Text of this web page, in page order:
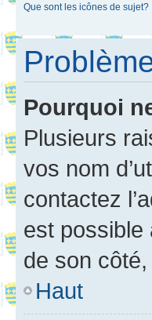
Que sont les icônes de sujet?
Pourquoi
Plusieurs
vos nom
contactez
est possible
de son
Haut